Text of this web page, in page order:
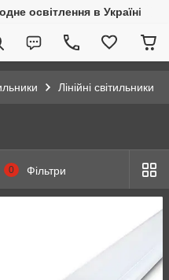
освітлення в Україні
Лінійні світильники
0 Фільтри